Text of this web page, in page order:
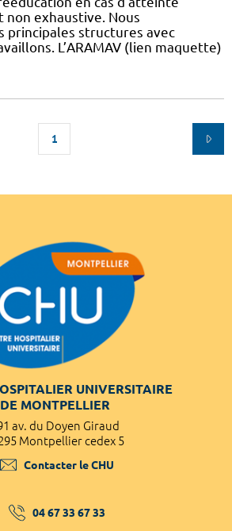
non exhaustive. Nous
principales structures avec
L’ARAMAV (lien maquette)
1
UNIVERSITAIRE
DE MONTPELLIER
av. du Doyen Giraud
Montpellier cedex 5
Contacter le CHU
04 67 33 67 33